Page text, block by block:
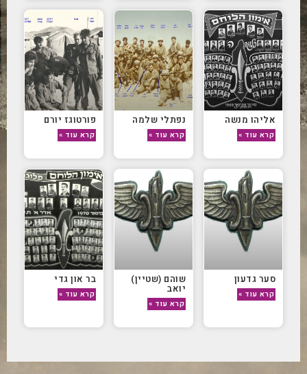
אליהו מנשה
קרא עוד »
נפתלי שלמה
קרא עוד »
פורטוגז יורם
קרא עוד »
סער גדעון
קרא עוד »
שוהם (שטיין)
יואב
קרא עוד »
בר און גדי
קרא עוד »